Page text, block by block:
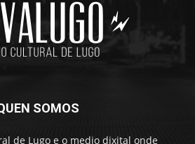
SOMOS
de Lugo e o medio dixital onde